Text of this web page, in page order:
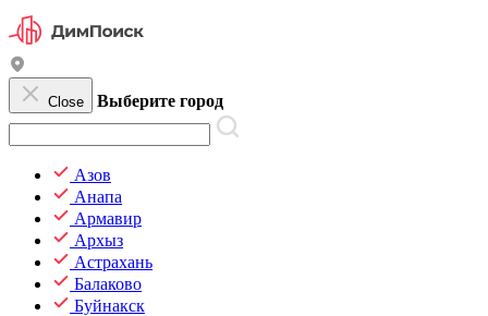
Close Выберите город
Азов
Анапа
Армавир
Архыз
Астрахань
Балаково
Буйнакск